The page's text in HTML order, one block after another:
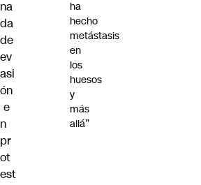
na
da
de
ev
asi
ón
e
n
pr
ot
est
ha
hecho
metástasis
en
los
huesos
y
más
allá”